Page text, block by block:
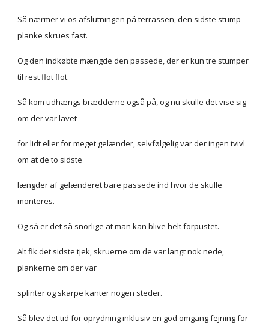
Så nærmer vi os afslutningen på terrassen, den sidste stump
planke skrues fast.
Og den indkøbte mængde den passede, der er kun tre stumper
til rest flot flot.
Så kom udhængs brædderne også på, og nu skulle det vise sig
om der var lavet
for lidt eller for meget gelænder, selvfølgelig var der ingen tvivl
om at de to sidste
længder af gelænderet bare passede ind hvor de skulle
monteres.
Og så er det så snorlige at man kan blive helt forpustet.
Alt fik det sidste tjek, skruerne om de var langt nok nede,
plankerne om der var
splinter og skarpe kanter nogen steder.
Så blev det tid for oprydning inklusiv en god omgang fejning for